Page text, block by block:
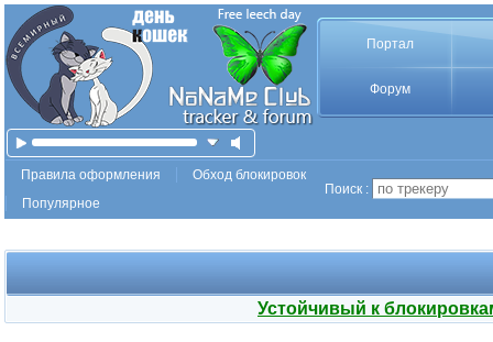
Портал
Форум
Правила оформления
Обход блокировок
Популярное
Поиск :
Устойчивый к